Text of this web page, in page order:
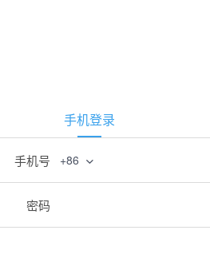
手机登录
手机号 +86
密码